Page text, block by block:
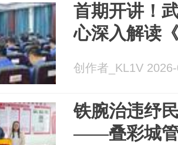
首期开讲！
心深入解读
创作者_KL1V
铁腕治违纾
——叠彩城管